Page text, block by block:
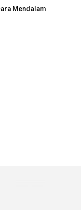
Mendalam